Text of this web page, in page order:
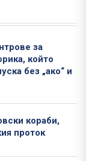
за
който
без „ако“ и
кораби,
проток